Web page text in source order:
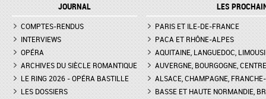
JOURNAL
COMPTES-RENDUS
INTERVIEWS
OPÉRA
ARCHIVES DU SIÈCLE ROMANTIQUE
LE RING 2026 - OPÉRA BASTILLE
LES DOSSIERS
LES
PARIS ET ILE-DE-FRANCE
PACA ET RHÔNE-ALPES
AQUITAINE, LANGUEDOC,
AUVERGNE, BOURGOGNE, CENTRE
ALSACE, CHAMPAGNE,
BASSE ET HAUTE NORMANDIE,